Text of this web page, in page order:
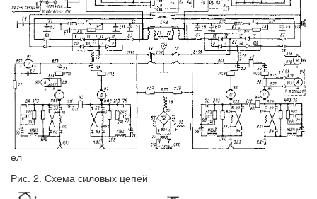
ел
Рис. 2. Схема силовых цепей